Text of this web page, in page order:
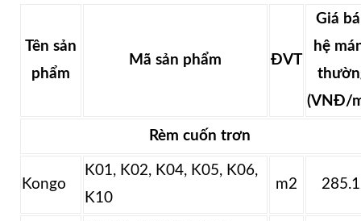
Tên sản
phẩm
Mã sản phẩm ĐVT
Giá
hệ
(VNĐ/
Rèm cuốn trơn
Kongo
K01, K02, K04, K05, K06,
K10
m2